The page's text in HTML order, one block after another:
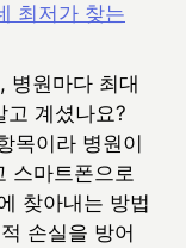
최저가 찾는
병원마다 최대
고 계셨나요?
목이라 병원이
스마트폰으로
찾아내는 방법
손실을 방어